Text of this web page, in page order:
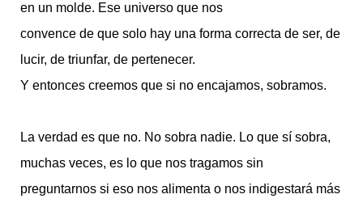
en un molde. Ese universo que nos
convence de que solo hay una forma correcta de ser, de
lucir, de triunfar, de pertenecer.
Y entonces creemos que si no encajamos, sobramos.
La verdad es que no. No sobra nadie. Lo que sí sobra,
muchas veces, es lo que nos tragamos sin
preguntarnos si eso nos alimenta o nos indigestará más